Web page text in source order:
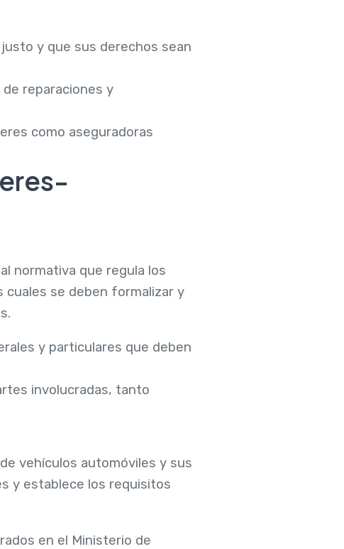
y que sus derechos sean
reparaciones y
como aseguradoras
normativa que regula los
cuales se deben formalizar y
y particulares que deben
involucradas, tanto
vehículos automóviles y sus
y establece los requisitos
en el Ministerio de